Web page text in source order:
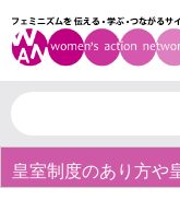
皇室制度のあり方や